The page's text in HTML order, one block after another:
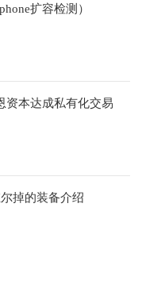
扩容检测）
资本达成私有化交易
掉的装备介绍